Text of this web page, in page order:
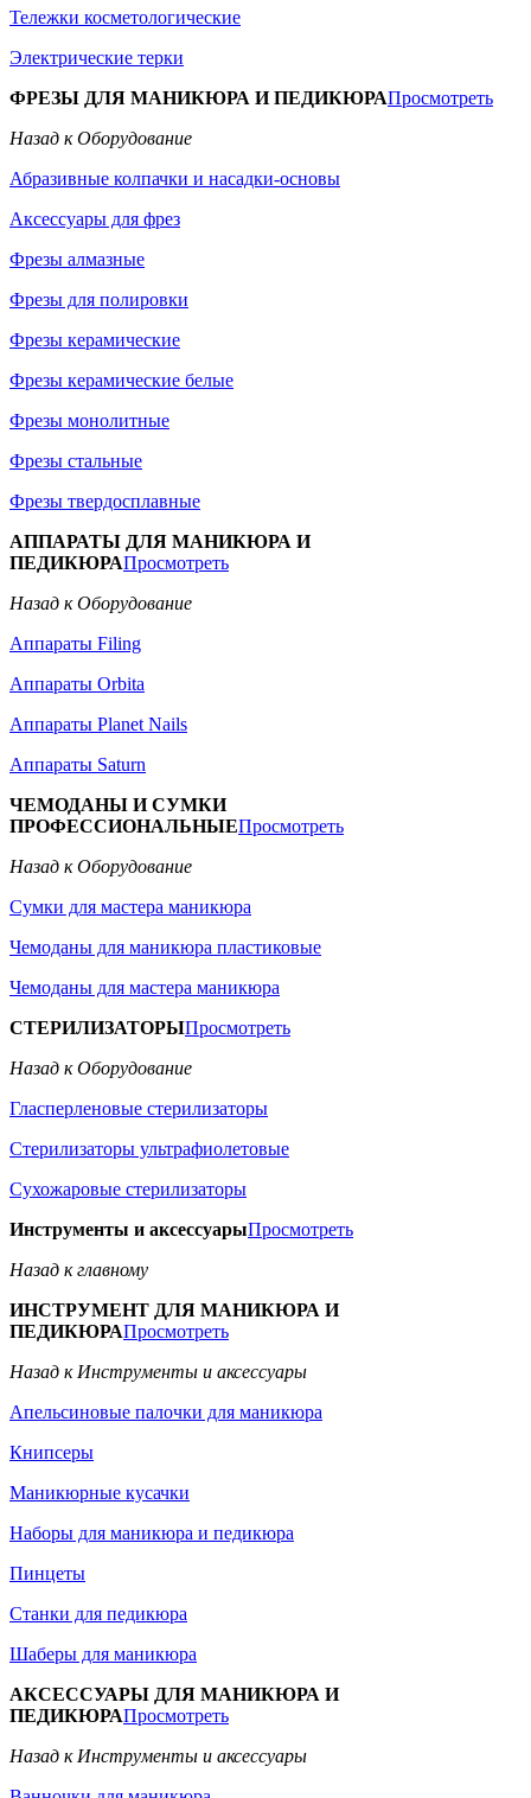
Тележки косметологические
Электрические терки
ФРЕЗЫ ДЛЯ МАНИКЮРА И ПЕДИКЮРАПросмотреть
Назад к Оборудование
Абразивные колпачки и насадки-основы
Аксессуары для фрез
Фрезы алмазные
Фрезы для полировки
Фрезы керамические
Фрезы керамические белые
Фрезы монолитные
Фрезы стальные
Фрезы твердосплавные
АППАРАТЫ ДЛЯ МАНИКЮРА И
ПЕДИКЮРАПросмотреть
Назад к Оборудование
Аппараты Filing
Аппараты Orbita
Аппараты Planet Nails
Аппараты Saturn
ЧЕМОДАНЫ И СУМКИ
ПРОФЕССИОНАЛЬНЫЕПросмотреть
Назад к Оборудование
Сумки для мастера маникюра
Чемоданы для маникюра пластиковые
Чемоданы для мастера маникюра
СТЕРИЛИЗАТОРЫПросмотреть
Назад к Оборудование
Гласперленовые стерилизаторы
Стерилизаторы ультрафиолетовые
Сухожаровые стерилизаторы
Инструменты и аксессуарыПросмотреть
Назад к главному
ИНСТРУМЕНТ ДЛЯ МАНИКЮРА И
ПЕДИКЮРАПросмотреть
Назад к Инструменты и аксессуары
Апельсиновые палочки для маникюра
Книпсеры
Маникюрные кусачки
Наборы для маникюра и педикюра
Пинцеты
Станки для педикюра
Шаберы для маникюра
АКСЕССУАРЫ ДЛЯ МАНИКЮРА И
ПЕДИКЮРАПросмотреть
Назад к Инструменты и аксессуары